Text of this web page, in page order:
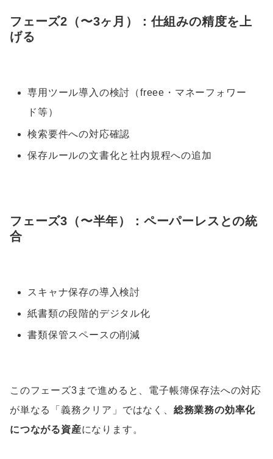
フェーズ2（〜3ヶ月）：仕組みの精度を上
げる
専用ツール導入の検討（freee・マネーフォワー
ド等）
検索要件への対応確認
保存ルールの文書化と社内規程への追加
フェーズ3（〜半年）：ペーパーレスとの統
合
スキャナ保存の導入検討
紙書類の段階的デジタル化
書類保管スペースの削減
このフェーズ3まで進めると、電子帳簿保存法への対応
が単なる「義務クリア」ではなく、 総務業務の効率化
につながる資産になります。